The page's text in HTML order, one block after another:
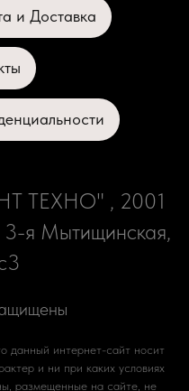
и Доставка
, 2001
3-я Мытищинская,
данный интернет-сайт носит
и ни при каких условиях
размещенные на сайте, не